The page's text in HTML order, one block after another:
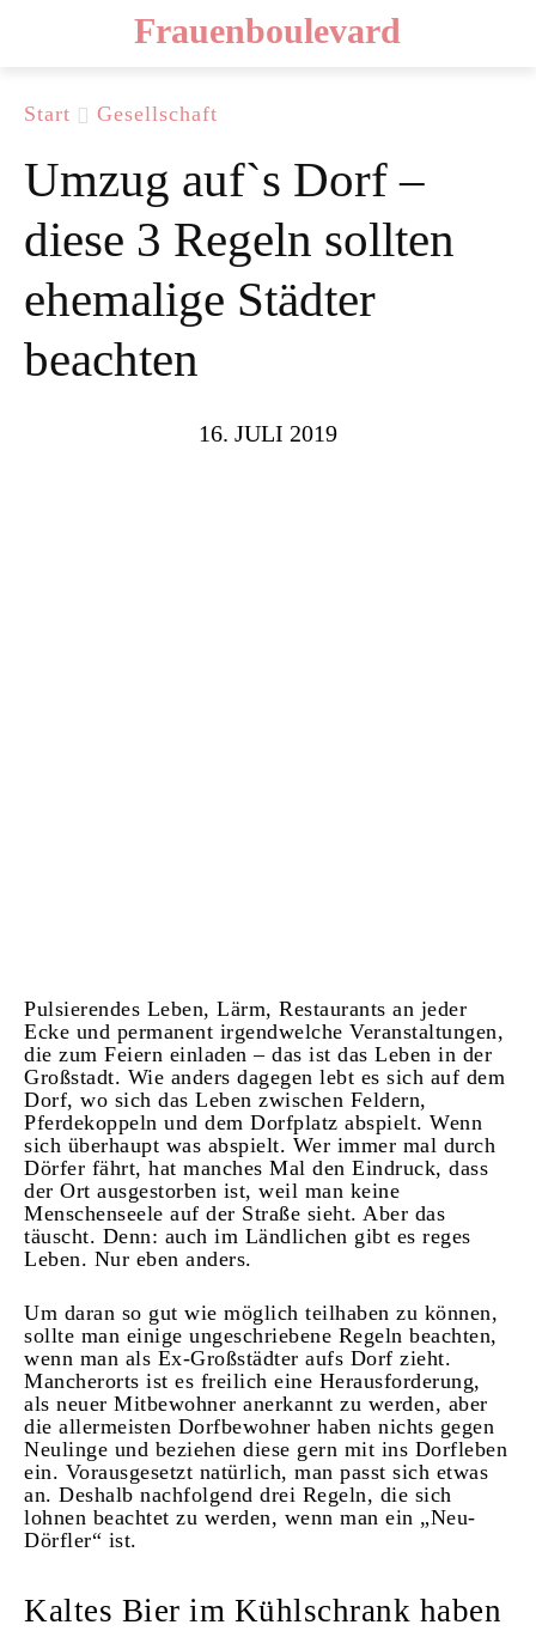
Frauenboulevard
Start Gesellschaft
Umzug auf`s Dorf –
diese 3 Regeln sollten
ehemalige Städter
beachten
16. JULI 2019
Pulsierendes Leben, Lärm, Restaurants an jeder
Ecke und permanent irgendwelche Veranstaltungen,
die zum Feiern einladen – das ist das Leben in der
Großstadt. Wie anders dagegen lebt es sich auf dem
Dorf, wo sich das Leben zwischen Feldern,
Pferdekoppeln und dem Dorfplatz abspielt. Wenn
sich überhaupt was abspielt. Wer immer mal durch
Dörfer fährt, hat manches Mal den Eindruck, dass
der Ort ausgestorben ist, weil man keine
Menschenseele auf der Straße sieht. Aber das
täuscht. Denn: auch im Ländlichen gibt es reges
Leben. Nur eben anders.
Um daran so gut wie möglich teilhaben zu können,
sollte man einige ungeschriebene Regeln beachten,
wenn man als Ex-Großstädter aufs Dorf zieht.
Mancherorts ist es freilich eine Herausforderung,
als neuer Mitbewohner anerkannt zu werden, aber
die allermeisten Dorfbewohner haben nichts gegen
Neulinge und beziehen diese gern mit ins Dorfleben
ein. Vorausgesetzt natürlich, man passt sich etwas
an. Deshalb nachfolgend drei Regeln, die sich
lohnen beachtet zu werden, wenn man ein „Neu-
Dörfler“ ist.
Kaltes Bier im Kühlschrank haben